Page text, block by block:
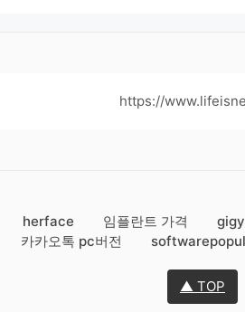
https://
herface 임플란트 가격
카카오톡 pc버전
▲ TOP